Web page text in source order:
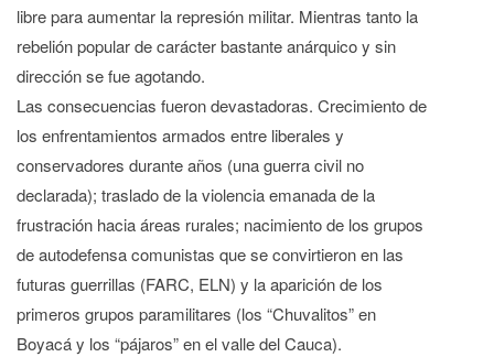
libre para aumentar la represión militar. Mientras tanto la
rebelión popular de carácter bastante anárquico y sin
dirección se fue agotando.
Las consecuencias fueron devastadoras. Crecimiento de
los enfrentamientos armados entre liberales y
conservadores durante años (una guerra civil no
declarada); traslado de la violencia emanada de la
frustración hacia áreas rurales; nacimiento de los grupos
de autodefensa comunistas que se convirtieron en las
futuras guerrillas (FARC, ELN) y la aparición de los
primeros grupos paramilitares (los “Chuvalitos” en
Boyacá y los “pájaros” en el valle del Cauca).